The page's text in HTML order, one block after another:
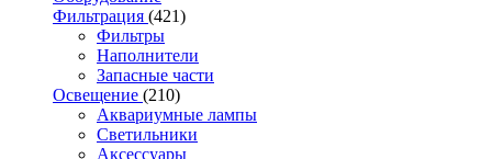
Фильтрация (421)
Фильтры
Наполнители
Запасные части
Освещение (210)
Аквариумные лампы
Светильники
Аксессуары